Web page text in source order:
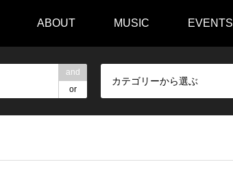
ABOUT MUSIC EVENTS
and
or
カテゴリーから選ぶ